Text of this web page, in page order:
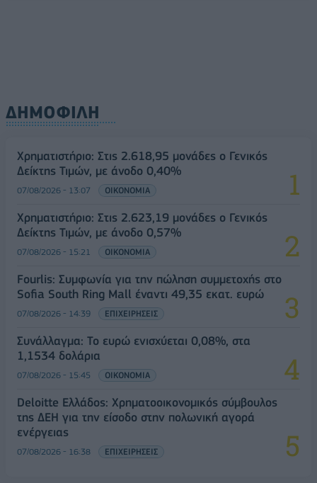
ΔΗΜΟΦΙΛΗ
Χρηματιστήριο: Στις 2.618,95 μονάδες ο Γενικός
Δείκτης Τιμών, με άνοδο 0,40%
07/08/2026 - 13:07 ΟΙΚΟΝΟΜΙΑ
Χρηματιστήριο: Στις 2.623,19 μονάδες ο Γενικός
Δείκτης Τιμών, με άνοδο 0,57%
07/08/2026 - 15:21 ΟΙΚΟΝΟΜΙΑ
Fourlis: Συμφωνία για την πώληση συμμετοχής στο
Sofia South Ring Mall έναντι 49,35 εκατ. ευρώ
07/08/2026 - 14:39 ΕΠΙΧΕΙΡΗΣΕΙΣ
Συνάλλαγμα: Το ευρώ ενισχύεται 0,08%, στα
1,1534 δολάρια
07/08/2026 - 15:45 ΟΙΚΟΝΟΜΙΑ
Deloitte Ελλάδος: Χρηματοοικονομικός σύμβουλος
της ΔΕΗ για την είσοδο στην πολωνική αγορά
ενέργειας
07/08/2026 - 16:38 ΕΠΙΧΕΙΡΗΣΕΙΣ